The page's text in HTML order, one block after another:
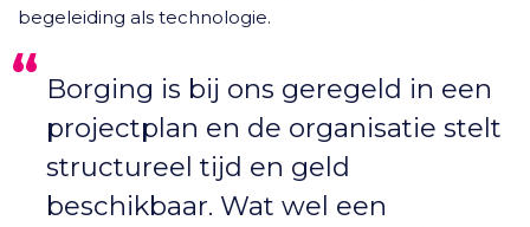
begeleiding als technologie.
Borging is bij ons geregeld in een
projectplan en de organisatie stelt
structureel tijd en geld
beschikbaar. Wat wel een